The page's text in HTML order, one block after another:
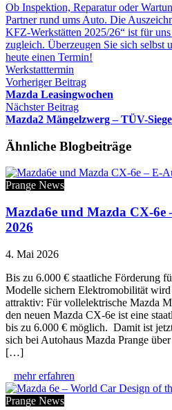
Ob Inspektion, Reparatur oder
Partner rund ums Auto. Die
KFZ-Werkstätten 2025/26“ ist für
zugleich. Überzeugen Sie sich selbst
heute einen Termin!
Werkstatttermin
Vorheriger Beitrag
Mazda Leasingwochen
Nächster Beitrag
Mazda2 Mängelzwerg – TÜV-
Ähnliche Blogbeiträge
Prange News
Mazda6e und Mazda CX-
2026
4. Mai 2026
Bis zu 6.000 € staatliche Förderung
Modelle sichern Elektromobilität wird
attraktiv: Für vollelektrische Mazda
den neuen Mazda CX-6e ist eine
bis zu 6.000 € möglich. Damit ist
sich bei Autohaus Mazda Prange
[…]
mehr erfahren
Prange News